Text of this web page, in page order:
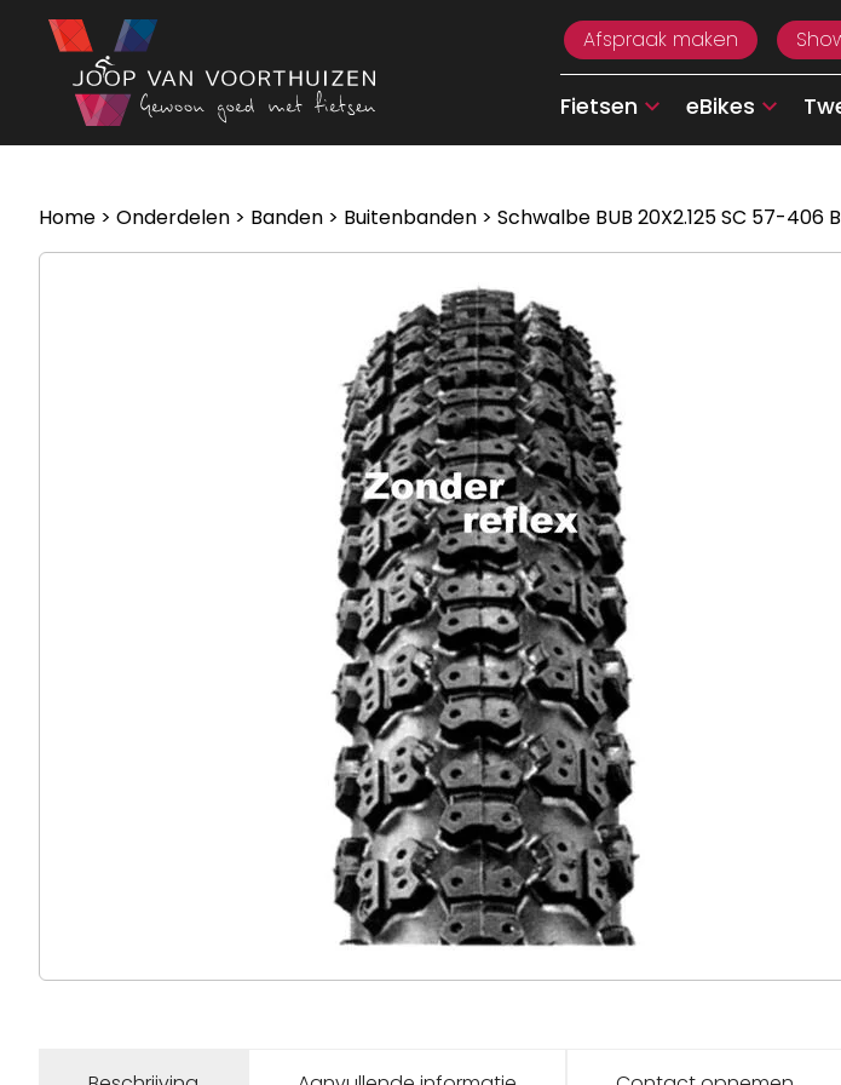
Ga naar de inhoud
Afspraak maken
Fietsen eBikes
Home > Onderdelen > Banden > Buitenbanden > Schwalbe BUB 20X2.125 SC 57-406